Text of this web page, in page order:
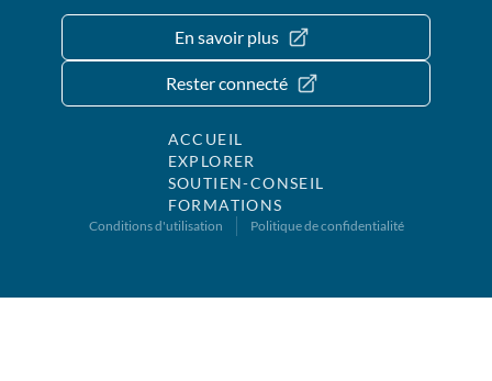
En savoir plus
Rester connecté
ACCUEIL
EXPLORER
SOUTIEN-CONSEIL
FORMATIONS
Conditions d'utilisation Politique de confidentialité